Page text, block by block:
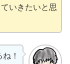
いきたいと思
！